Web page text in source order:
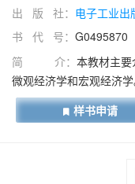
出 版 社： 电子工业出
书 代 号： G0495870
简 介： 本教材主
微观经济学和宏观经济
学科体系，完成了向教
了“认识经济学”“把握价
宏观经济发展”和“理解
删除了繁复的数学公式
样书申请